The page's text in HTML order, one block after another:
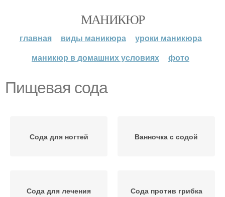
МАНИКЮР
главная виды маникюра
уроки маникюра
маникюр в домашних условиях
фото
Пищевая сода
Сода для ногтей Ванночка с содой
Сода для лечения Сода против грибка